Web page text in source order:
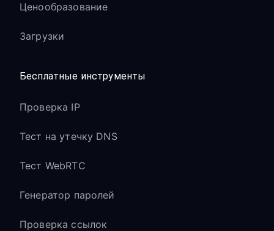
Ценообразование
Загрузки
Бесплатные инструменты
Проверка IP
Тест на утечку DNS
Тест WebRTC
Генератор паролей
Проверка ссылок